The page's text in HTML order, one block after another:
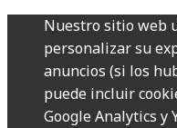
Nuestro sitio web
personalizar su
anuncios (si los
puede incluir
Google Analytics